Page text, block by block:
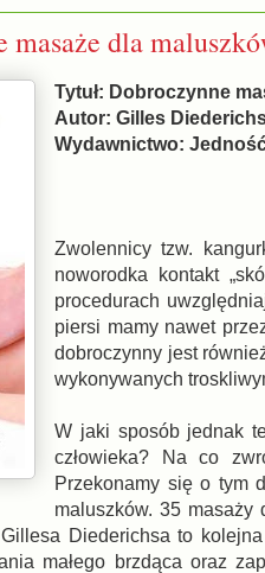
dla
Tytuł: Dobroczynne
Autor: Gilles
Wydawnictwo:
Zwolennicy tzw.
noworodka kontakt
procedurach
piersi mamy nawet
dobroczynny jest
wykonywanych
W jaki sposób jednak
człowieka? Na co
Przekonamy się o tym
maluszków. 35 masaży
Diederichsa to
małego brzdąca oraz